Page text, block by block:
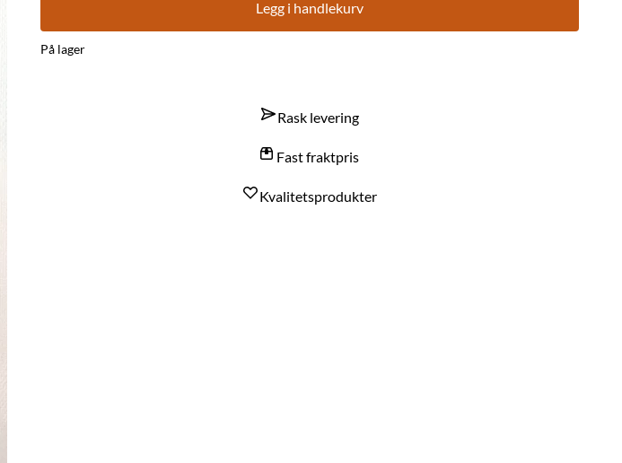
Legg i handlekurv
På lager
Rask levering
Fast fraktpris
Kvalitetsprodukter